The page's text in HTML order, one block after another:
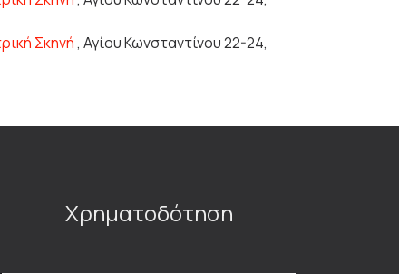
Σκηνή, Αγίου Κωνσταντίνου 22-24,
Χρηματοδότηση